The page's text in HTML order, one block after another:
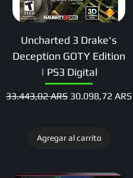
Uncharted 3 Drake's
Deception GOTY Edition
| PS3 Digital
Precio
33.443,02 ARS Precio de oferta
30.098,72 ARS
Agregar al carrito